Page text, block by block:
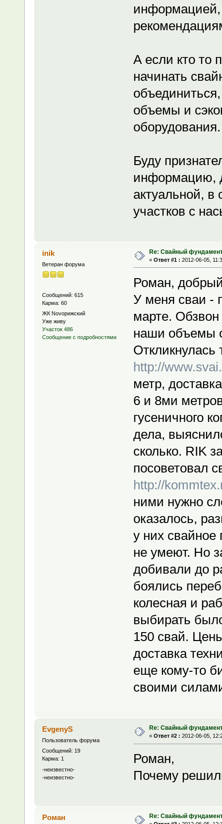
информацией,
А если кто то
начинать
объемы и
оборудования.
Буду
информацию,
актуальной,
участков с
inik
Ветеран форума
Сообщений: 615
Карма: 60
ЖК Novoрижский
Уже живу
Участок 486
Сообщение с подробностями
Re: Свайный
« Ответ #1 : 2012-06-05,
Роман,
У меня сваи -
марте. Обзвон
наши объемы
Откликнулась
http://
метр,
6 и 8ми
гусеничного
дела,
сколько. RIK
посоветовал
http://
ними нужно
оказалось,
у них свайное
не умеют. Но
добивали до
боялись
колесная и
выбирать
150 свай.
доставка
еще кому-то
своими
EvgenyS
Пользователь форума
Сообщений: 19
Карма: 1
-неизвестно-
-неизвестно-
Re: Свайный
« Ответ #2 : 2012-06-05,
Роман,
Почему
Роман Re: Свайный